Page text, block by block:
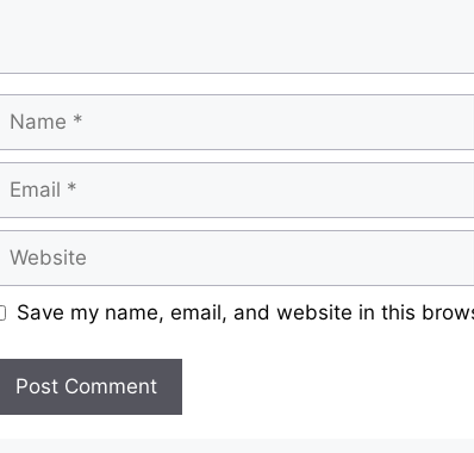
Name
Email
Website
Save my name, email, and website in this